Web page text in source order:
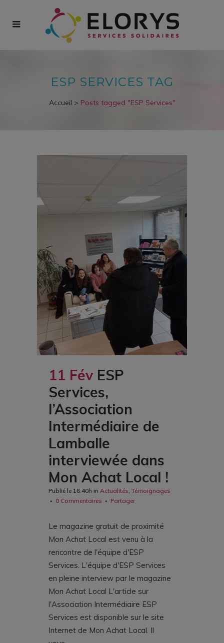
ESP SERVICES TAG
Accueil > Posts tagged "ESP Services"
11 Fév ESP
Services,
l’Association
Intermédiaire de
Lamballe
interviewée dans
Mon Achat Local !
Publié le 16:40h in Actualités Témoignages
0 Commentaires
Partager
Le magazine gratuit de proximité
Mon Achat Local est venu à la
rencontre de l'équipe d'ESP
Services. L'équipe d'ESP Services
en pleine interview par le magazine
Mon Achat Local L'article sur
l'Association Intermédiaire ESP
Services est disponible sur le site
Internet de Mon Achat Local. Il